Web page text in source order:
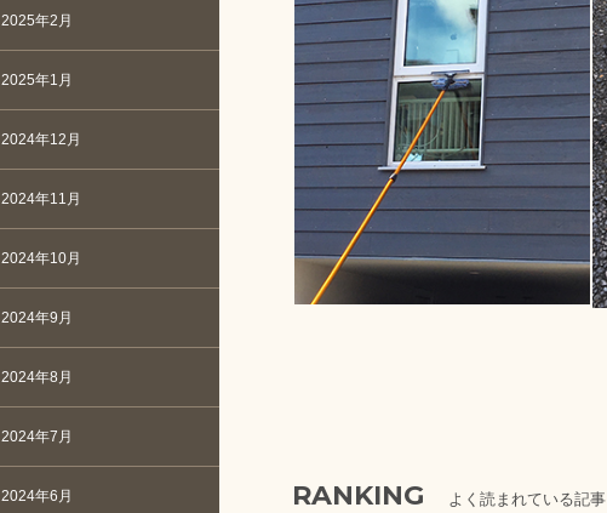
2025年2月
2025年1月
2024年12月
2024年11月
2024年10月
2024年9月
2024年8月
2024年7月
2024年6月 RANKING よく読まれている記事